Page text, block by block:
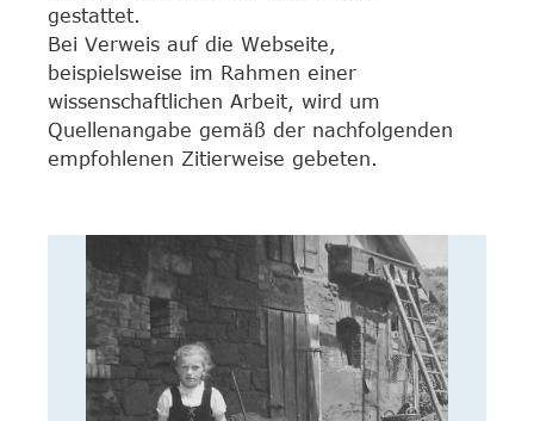
gestattet.
Bei Verweis auf die Webseite,
beispielsweise im Rahmen einer
wissenschaftlichen Arbeit, wird um
Quellenangabe gemäß der nachfolgenden
empfohlenen Zitierweise gebeten.